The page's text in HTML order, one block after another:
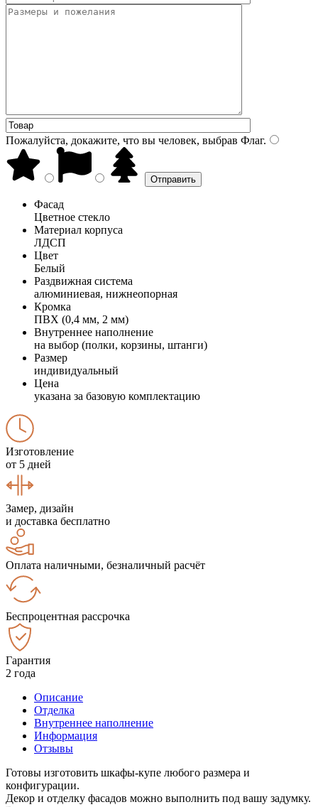
Пожалуйста, докажите, что вы человек, выбрав Флаг.
Фасад
Цветное стекло
Материал корпуса
ЛДСП
Цвет
Белый
Раздвижная система
алюминиевая, нижнеопорная
Кромка
ПВХ (0,4 мм, 2 мм)
Внутреннее наполнение
на выбор (полки, корзины, штанги)
Размер
индивидуальный
Цена
указана за базовую комплектацию
Изготовление
от 5 дней
Замер, дизайн
и доставка бесплатно
Оплата наличными, безналичный расчёт
Беспроцентная рассрочка
Гарантия
2 года
Описание
Отделка
Внутреннее наполнение
Информация
Отзывы
Готовы изготовить шкафы-купе любого размера и
конфигурации.
Декор и отделку фасадов можно выполнить под вашу задумку.